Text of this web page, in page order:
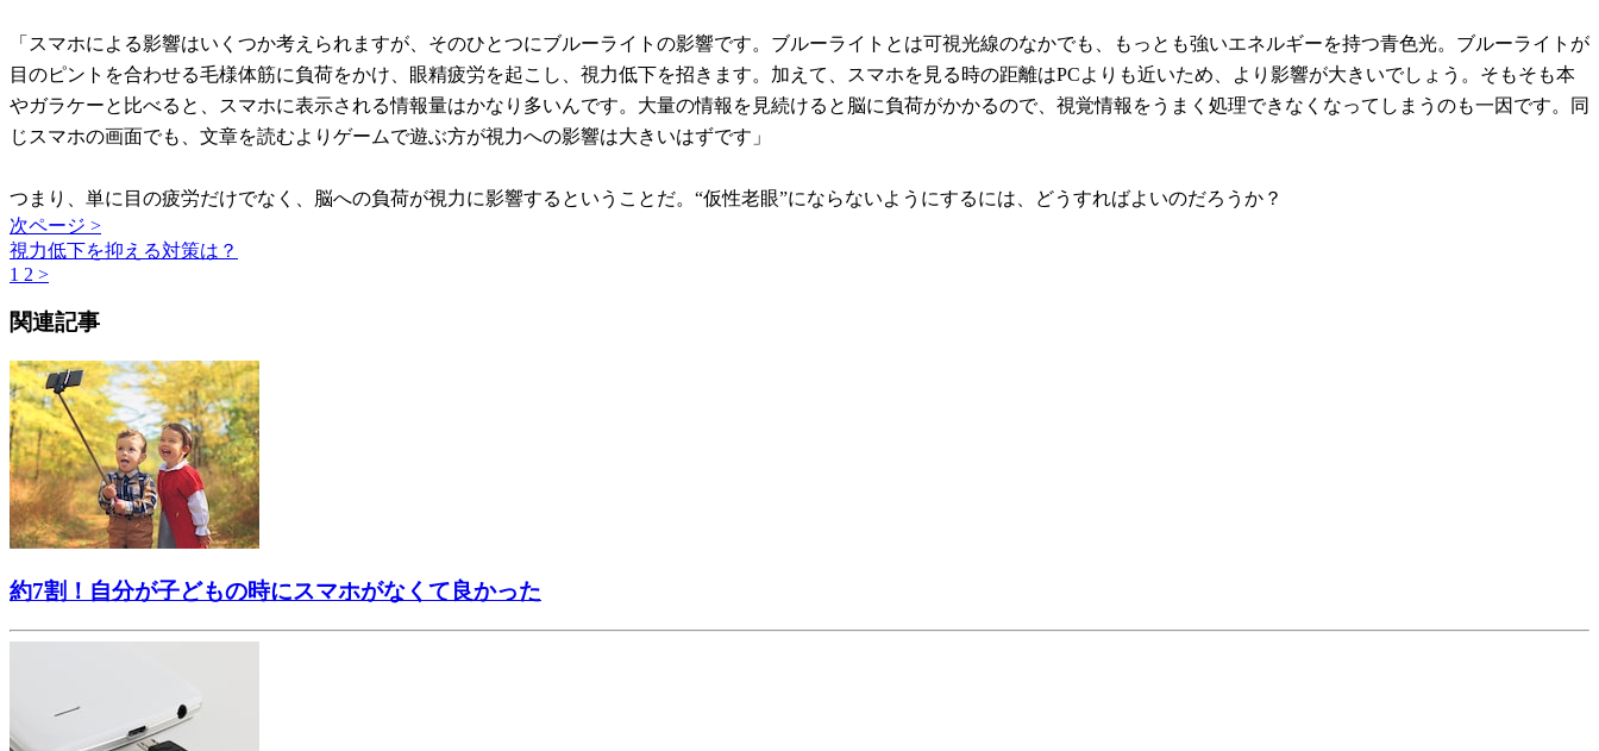
「スマホによる影響はいくつか考えられますが、そのひとつにブルーライトの影響です。ブルーライトとは可視光線のなかでも、もっとも強いエネルギーを持つ青色光。ブルーライトが
目のピントを合わせる毛様体筋に負荷をかけ、眼精疲労を起こし、視力低下を招きます。加えて、スマホを見る時の距離はPCよりも近いため、より影響が大きいでしょう。そもそも本
やガラケーと比べると、スマホに表示される情報量はかなり多いんです。大量の情報を見続けると脳に負荷がかかるので、視覚情報をうまく処理できなくなってしまうのも一因です。同
じスマホの画面でも、文章を読むよりゲームで遊ぶ方が視力への影響は大きいはずです」
つまり、単に目の疲労だけでなく、脳への負荷が視力に影響するということだ。“仮性老眼”にならないようにするには、どうすればよいのだろうか？
次ページ >
視力低下を抑える対策は？
1 2 >
関連記事
約7割！自分が子どもの時にスマホがなくて良かった